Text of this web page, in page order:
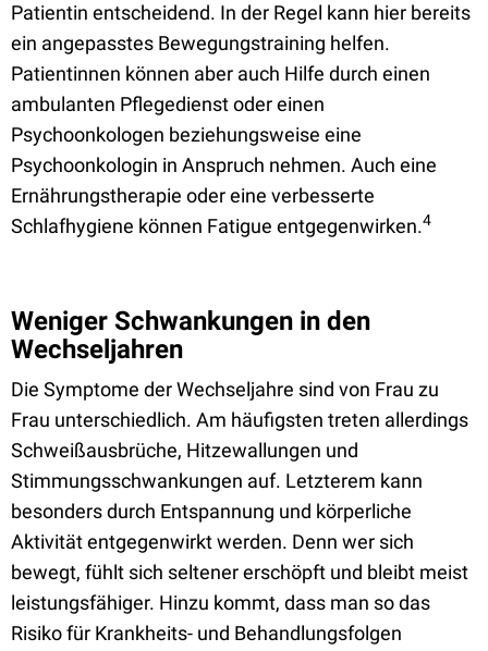
Patientin entscheidend. In der Regel kann hier bereits
ein angepasstes Bewegungstraining helfen.
Patientinnen können aber auch Hilfe durch einen
ambulanten Pflegedienst oder einen
Psychoonkologen beziehungsweise eine
Psychoonkologin in Anspruch nehmen. Auch eine
Ernährungstherapie oder eine verbesserte
Schlafhygiene können Fatigue entgegenwirken.4
Weniger Schwankungen in den
Wechseljahren
Die Symptome der Wechseljahre sind von Frau zu
Frau unterschiedlich. Am häufigsten treten allerdings
Schweißausbrüche, Hitzewallungen und
Stimmungsschwankungen auf. Letzterem kann
besonders durch Entspannung und körperliche
Aktivität entgegenwirkt werden. Denn wer sich
bewegt, fühlt sich seltener erschöpft und bleibt meist
leistungsfähiger. Hinzu kommt, dass man so das
Risiko für Krankheits- und Behandlungsfolgen